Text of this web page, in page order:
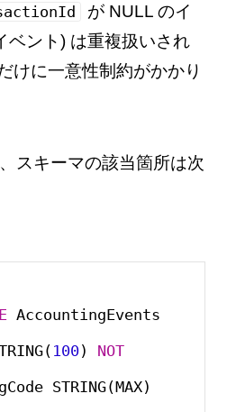
が NULL のイ
ベント) は重複扱いされ
けに一意性制約がかかり
スキーマの該当箇所は次
AccountingEvents
100) NOT